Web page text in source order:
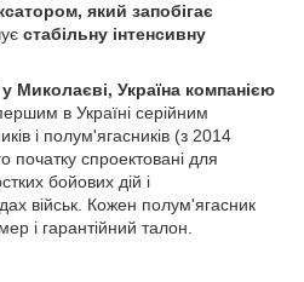
який запобігає
стабільну інтенсивну
Миколаєві, Україна компанією
в Україні серійним
і полум'ягасників (з 2014
спроектовані для
бойових дій і
військ. Кожен полум'ягасник
і гарантійний талон.